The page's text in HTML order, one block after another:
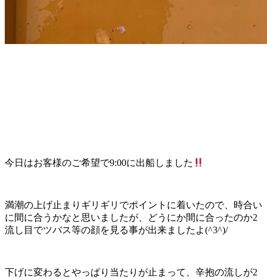
今日はお客様のご希望で9:00に出船しました
満潮の上げ止まりギリギリでポイントに着いたので、時合い
に間に合うかなと思いましたが、どうにか間に合ったのか2
流し目でツバス等の顔を見る事が出来ましたよ(^3^)/
下げに変わるとやっぱり当たりが止まって、辛抱の流しが2